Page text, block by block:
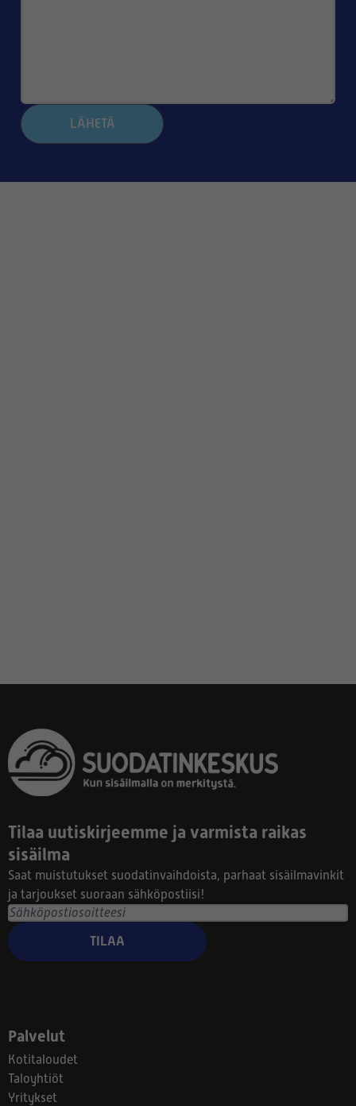
LÄHETÄ
Tilaa uutiskirjeemme ja varmista raikas
sisäilma
Saat muistutukset suodatinvaihdoista, parhaat sisäilmavinkit
ja tarjoukset suoraan sähköpostiisi!
TILAA
Palvelut
Kotitaloudet
Taloyhtiöt
Yritykset